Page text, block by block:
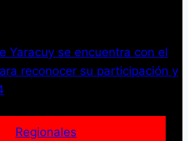
Regionales